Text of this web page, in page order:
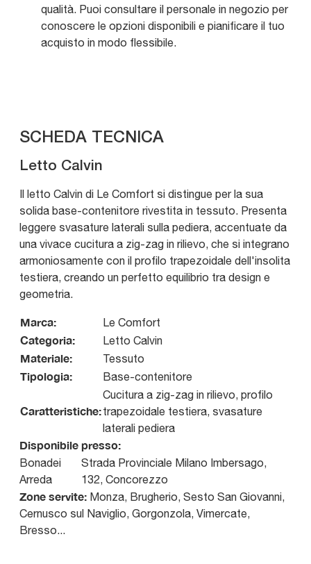
qualità. Puoi consultare il personale in negozio per
conoscere le opzioni disponibili e pianificare il tuo
acquisto in modo flessibile.
SCHEDA TECNICA
Letto Calvin
Il letto Calvin di Le Comfort si distingue per la sua
solida base-contenitore rivestita in tessuto. Presenta
leggere svasature laterali sulla pediera, accentuate da
una vivace cucitura a zig-zag in rilievo, che si integrano
armoniosamente con il profilo trapezoidale dell'insolita
testiera, creando un perfetto equilibrio tra design e
geometria.
Marca: Le Comfort
Categoria: Letto Calvin
Materiale: Tessuto
Tipologia: Base-contenitore
Caratteristiche:
Cucitura a zig-zag in rilievo, profilo
trapezoidale testiera, svasature
laterali pediera
Disponibile presso:
Bonadei
Arreda
Strada Provinciale Milano Imbersago,
132, Concorezzo
Zone servite: Monza, Brugherio, Sesto San Giovanni,
Cernusco sul Naviglio, Gorgonzola, Vimercate,
Bresso...